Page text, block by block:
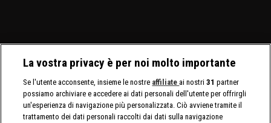
La vostra privacy è per noi molto importante
Se l'utente acconsente, insieme le nostre affiliate ai nostri31 partner
possiamo archiviare e accedere ai dati personali dell'utente per offrirgli
un'esperienza di navigazione più personalizzata. Ciò avviene tramite il
trattamento dei dati personali raccolti dai dati sulla navigazione